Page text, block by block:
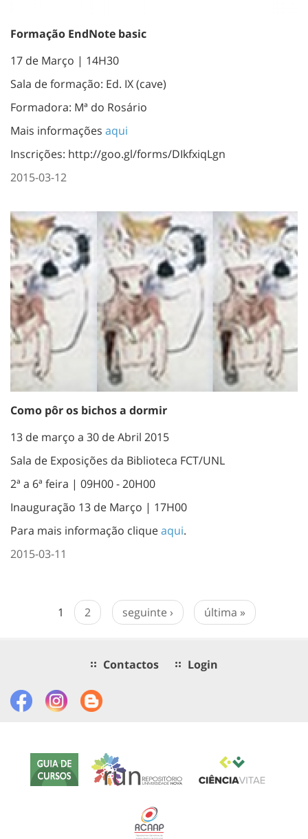
Formação EndNote basic
17 de Março | 14H30
Sala de formação: Ed. IX (cave)
Formadora: Mª do Rosário
Mais informações aqui
Inscrições: http://goo.gl/forms/DIkfxiqLgn
2015-03-12
Como pôr os bichos a dormir
13 de março a 30 de Abril 2015
Sala de Exposições da Biblioteca FCT/UNL
2ª a 6ª feira | 09H00 - 20H00
Inauguração 13 de Março | 17H00
Para mais informação cliqueaqui.
2015-03-11
1 2 seguinte › última »
Contactos Login